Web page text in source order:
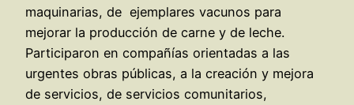
maquinarias, de ejemplares vacunos para
mejorar la producción de carne y de leche.
Participaron en compañías orientadas a las
urgentes obras públicas, a la creación y mejora
de servicios, de servicios comunitarios,